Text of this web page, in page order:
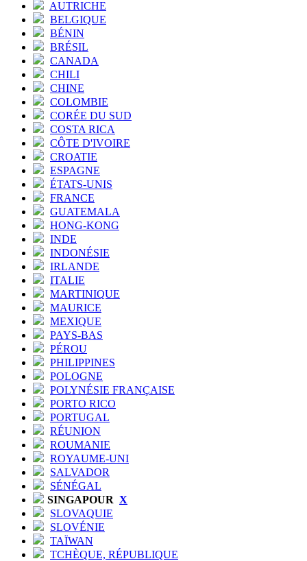
AUTRICHE
BELGIQUE
BÉNIN
BRÉSIL
CANADA
CHILI
CHINE
COLOMBIE
CORÉE DU SUD
COSTA RICA
CÔTE D'IVOIRE
CROATIE
ESPAGNE
ÉTATS-UNIS
FRANCE
GUATEMALA
HONG-KONG
INDE
INDONÉSIE
IRLANDE
ITALIE
MARTINIQUE
MAURICE
MEXIQUE
PAYS-BAS
PÉROU
PHILIPPINES
POLOGNE
POLYNÉSIE FRANÇAISE
PORTO RICO
PORTUGAL
RÉUNION
ROUMANIE
ROYAUME-UNI
SALVADOR
SÉNÉGAL
SINGAPOUR X
SLOVAQUIE
SLOVÉNIE
TAÏWAN
TCHÈQUE, RÉPUBLIQUE